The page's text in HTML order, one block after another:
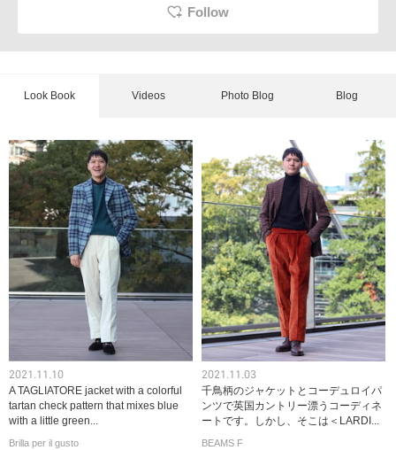
Follow
Look Book Videos Photo Blog Blog
2021.11.10
A TAGLIATORE jacket with a colorful
tartan check pattern that mixes blue
with a little green...
Brilla per il gusto
2021.11.03
千鳥柄のジャケットとコーデュロイパ
ンツで英国カントリー漂うコーディネ
ートです。しかし、そこは＜LARDI...
BEAMS F